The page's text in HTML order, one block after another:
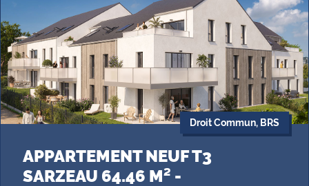
Droit Commun, BRS
APPARTEMENT NEUF T3
SARZEAU 64.46 M² -